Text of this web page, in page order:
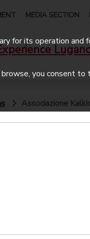
MEDIA SECTION
Associazione
for its operation and
you consent to